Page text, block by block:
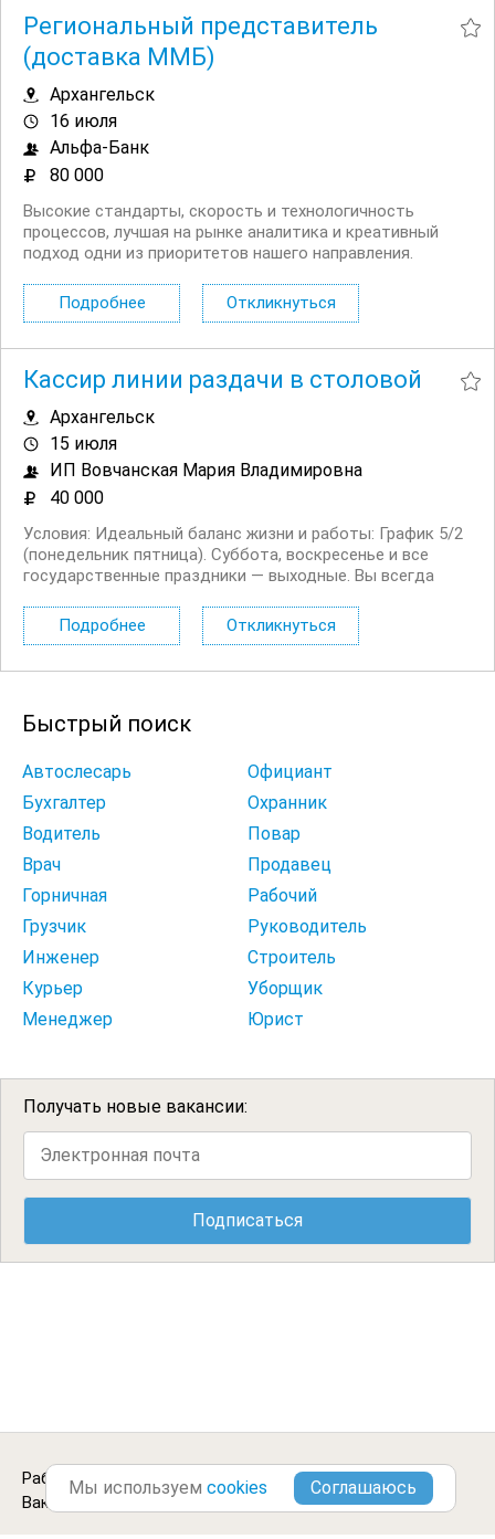
Региональный представитель
(доставка ММБ)
Архангельск
16 июля
Альфа-Банк
80 000
Высокие стандарты, скорость и технологичность
процессов, лучшая на рынке аналитика и креативный
подход одни из приоритетов нашего направления.
предстоит заниматься: Доставлять юридическим лицам
банковские продукты. Подписывать...
Подробнее Откликнуться
Кассир линии раздачи в столовой
Архангельск
15 июля
ИП Вовчанская Мария Владимировна
40 000
Условия: Идеальный баланс жизни и работы: График 5/2
(понедельник пятница). Суббота, воскресенье и все
государственные праздники — выходные. Вы всегда
планировать личные дела без сюрпризов Полный
социальный пакет: Оформление по Трудовому кодексу
Подробнее Откликнуться
Быстрый поиск
Автослесарь
Официант
Бухгалтер
Охранник
Водитель
Повар
Врач
Продавец
Горничная
Рабочий
Грузчик
Руководитель
Инженер
Строитель
Курьер
Уборщик
Менеджер
Юрист
Получать новые вакансии:
Работа штукатуром в Архангельске. Городские
Вакансии ©2013-2026
Мы используем cookies